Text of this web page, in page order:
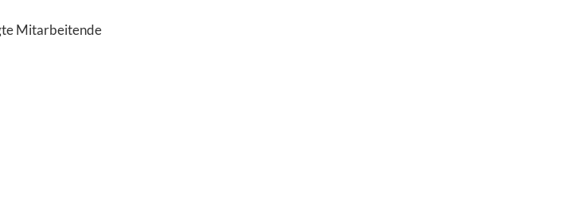
Mitarbeitende